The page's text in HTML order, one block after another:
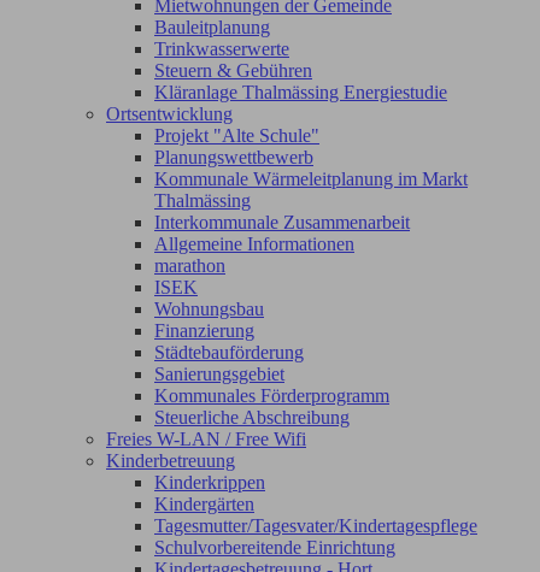
Mietwohnungen der Gemeinde
Bauleitplanung
Trinkwasserwerte
Steuern & Gebühren
Kläranlage Thalmässing Energiestudie
Ortsentwicklung
Projekt "Alte Schule"
Planungswettbewerb
Kommunale Wärmeleitplanung im Markt
Thalmässing
Interkommunale Zusammenarbeit
Allgemeine Informationen
marathon
ISEK
Wohnungsbau
Finanzierung
Städtebauförderung
Sanierungsgebiet
Kommunales Förderprogramm
Steuerliche Abschreibung
Freies W-LAN / Free Wifi
Kinderbetreuung
Kinderkrippen
Kindergärten
Tagesmutter/Tagesvater/Kindertagespflege
Schulvorbereitende Einrichtung